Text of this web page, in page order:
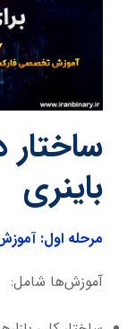
ساختار
باینری
مرحله اول:
آموزش‌ها شامل: